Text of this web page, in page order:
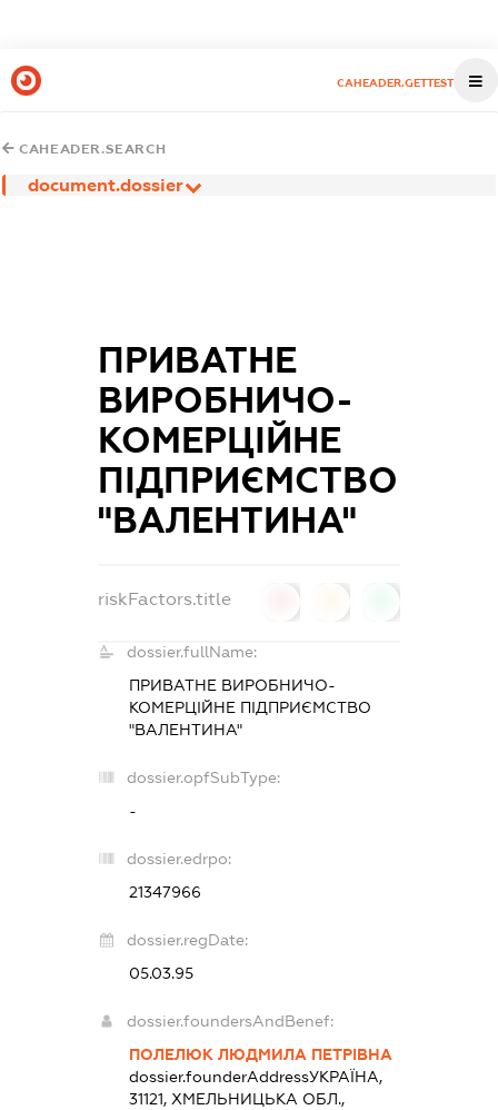
CAHEADER.GETTEST
CAHEADER.SEARCH
document.dossier
ПРИВАТНЕ
ВИРОБНИЧО-
КОМЕРЦІЙНЕ
ПІДПРИЄМСТВО
"ВАЛЕНТИНА"
riskFactors.title
dossier.fullName:
ПРИВАТНЕ ВИРОБНИЧО-
КОМЕРЦІЙНЕ ПІДПРИЄМСТВО
"ВАЛЕНТИНА"
dossier.opfSubType:
-
dossier.edrpo:
21347966
dossier.regDate:
05.03.95
dossier.foundersAndBenef:
ПОЛЕЛЮК ЛЮДМИЛА ПЕТРІВНА
dossier.founderAddressУКРАЇНА,
31121, ХМЕЛЬНИЦЬКА ОБЛ.,